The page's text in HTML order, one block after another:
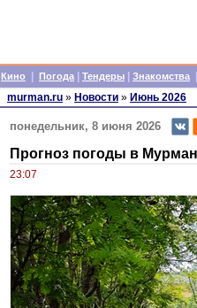
Кино Погода Тендеры Знакомства
murman.ru » Новости » Июнь 2026
понедельник, 8 июня 2026
Прогноз погоды в
23:07